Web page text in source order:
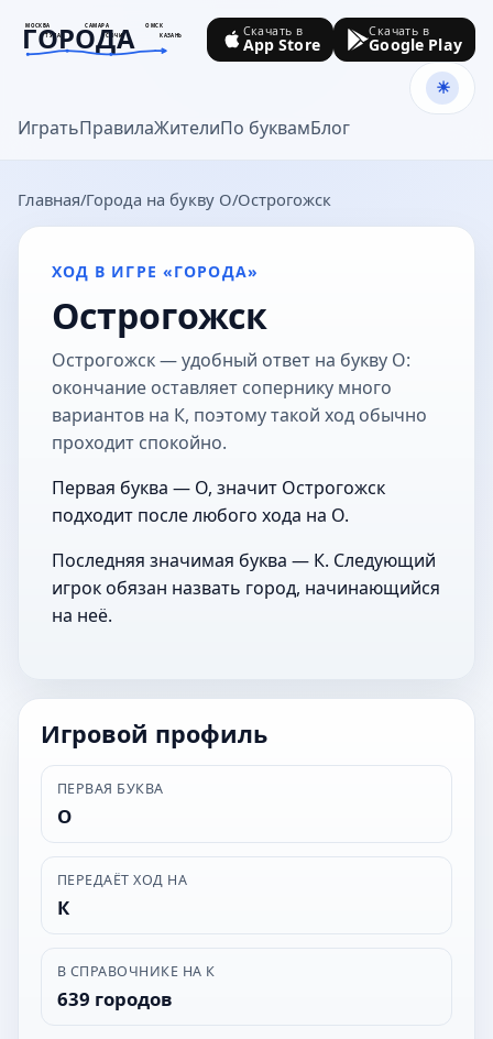
МОСКВА САМАРА
ОМСК
ТУЛА
СОЧИ КАЗАНЬ
ГОРОДА
goroda-na.ru
ИгратьПравилаЖителиПо буквамБлог
Скачать в
App Store
Скачать в
Google Play
Главная Города на букву О Острогожск
ХОД В ИГРЕ «ГОРОДА»
Острогожск
Острогожск — удобный ответ на букву О:
окончание оставляет сопернику много
вариантов на К, поэтому такой ход обычно
проходит спокойно.
Первая буква — О, значит Острогожск
подходит после любого хода на О.
Последняя значимая буква — К. Следующий
игрок обязан назвать город, начинающийся
на неё.
Игровой профиль
ПЕРВАЯ БУКВА
О
ПЕРЕДАЁТ ХОД НА
К
В СПРАВОЧНИКЕ НА К
639 городов